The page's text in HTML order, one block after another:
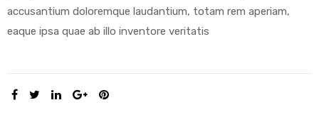
accusantium doloremque laudantium, totam rem aperiam,
eaque ipsa quae ab illo inventore veritatis
SHARE: